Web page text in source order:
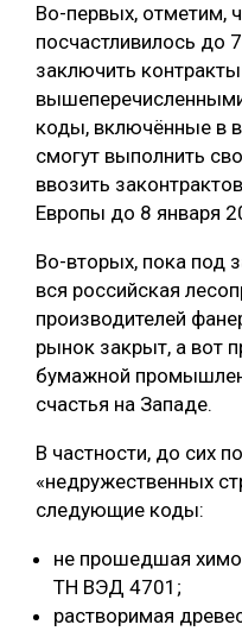
Во-первых, отметим,
посчастливилось до
заключить
коды, включённые в
смогут выполнить
ввозить
Европы до 8 января
Во-вторых, пока под
вся российская
производителей
рынок закрыт, а вот
бумажной
счастья на Западе.
В частности, до сих
«недружественных
следующие коды:
не прошедшая
ТН ВЭД 4701;
растворимая